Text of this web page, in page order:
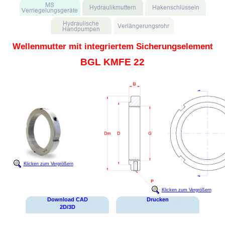
Wellenmutter mit integriertem Sicherungselement
BGL KMFE 22
Klicken zum Vergrößern
Klicken zum Vergrößern
Download CAD
2D/3D
Drucken